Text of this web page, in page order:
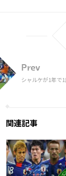
Prev
シャルケが1年
関連記事